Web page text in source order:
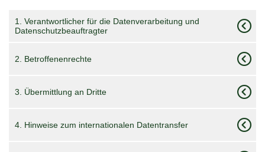
1. Verantwortlicher für die Datenverarbeitung und
Datenschutzbeauftragter
2. Betroffenenrechte
3. Übermittlung an Dritte
4. Hinweise zum internationalen Datentransfer